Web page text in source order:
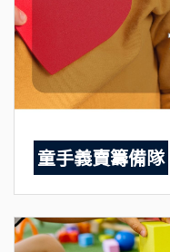
童手義賣籌備隊